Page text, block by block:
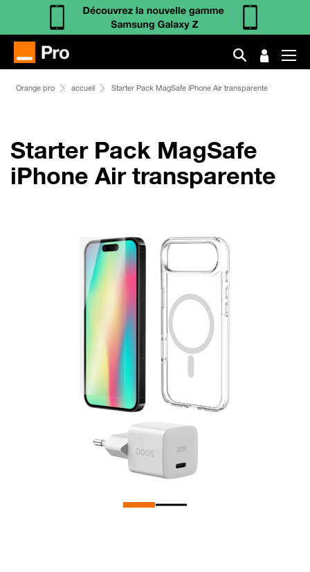
Orange pro accueil Starter Pack MagSafe iPhone Air transparente
Starter Pack MagSafe
iPhone Air transparente